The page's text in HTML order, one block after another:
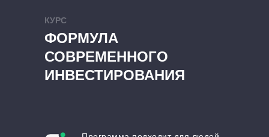
КУРС
ФОРМУЛА
СОВРЕМЕННОГО
ИНВЕСТИРОВАНИЯ